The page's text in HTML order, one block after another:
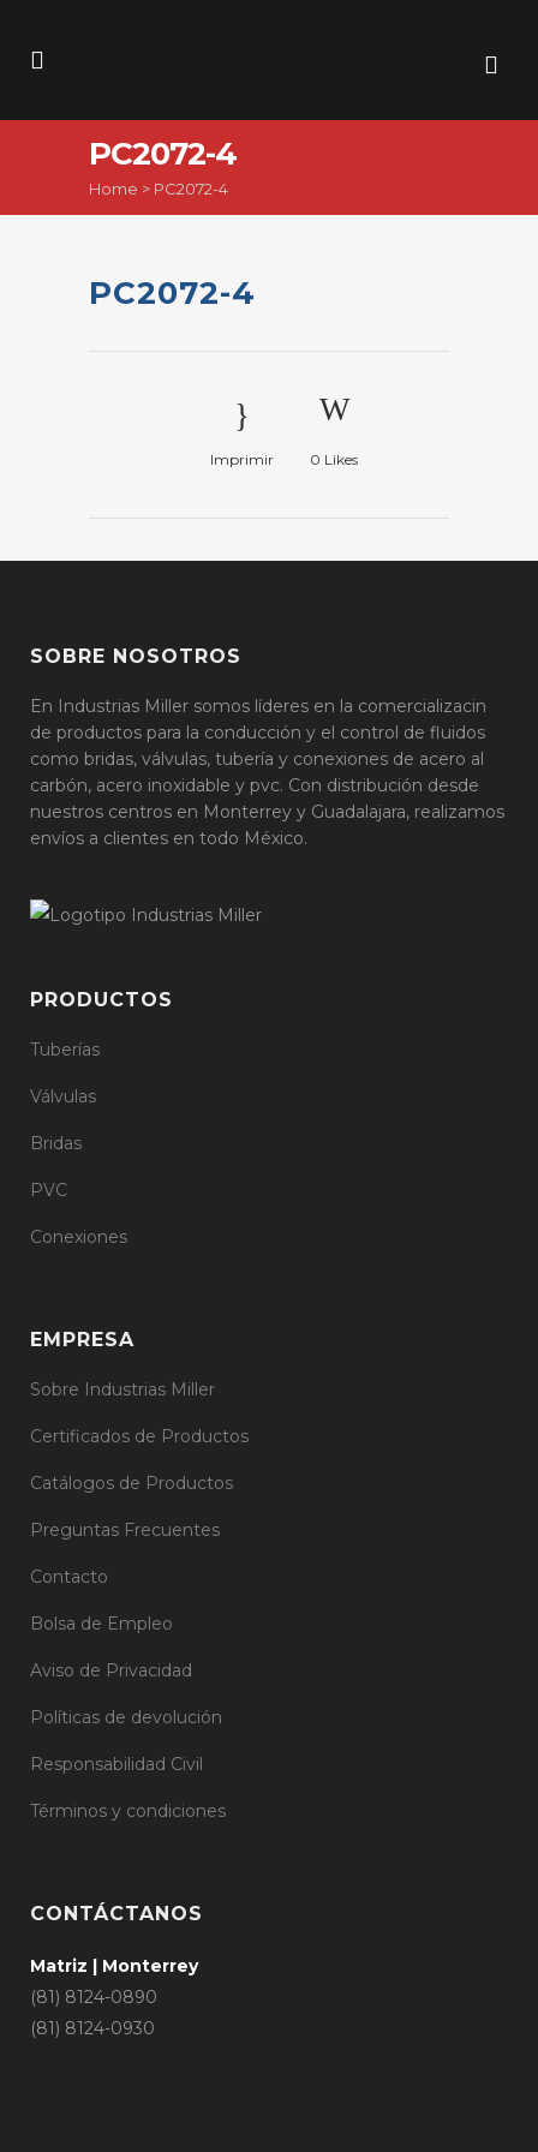
PC2072-4
Home > PC2072-4
PC2072-4
Imprimir 0 Likes
SOBRE NOSOTROS
En Industrias Miller somos líderes en la comercializacin
de productos para la conducción y el control de fluidos
como bridas, válvulas, tubería y conexiones de acero al
carbón, acero inoxidable y pvc. Con distribución desde
nuestros centros en Monterrey y Guadalajara, realizamos
envíos a clientes en todo México.
PRODUCTOS
Tuberías
Válvulas
Bridas
PVC
Conexiones
EMPRESA
Sobre Industrias Miller
Certificados de Productos
Catálogos de Productos
Preguntas Frecuentes
Contacto
Bolsa de Empleo
Aviso de Privacidad
Políticas de devolución
Responsabilidad Civil
Términos y condiciones
CONTÁCTANOS
Matriz | Monterrey
(81) 8124-0890
(81) 8124-0930